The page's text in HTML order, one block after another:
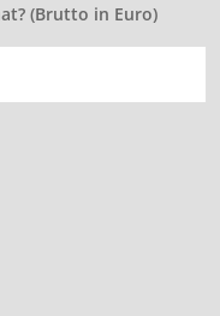
(Brutto in Euro)